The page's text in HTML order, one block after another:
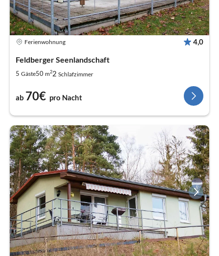
Ferienwohnung 4,0
Feldberger Seenlandschaft
5 Gäste50 m22 Schlafzimmer
ab 70€ pro Nacht